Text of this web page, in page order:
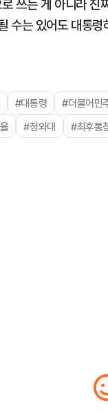
쓰는 게 아니라
수는 있어도 대통
#대통령 #더불어민
#청와대 #최후통